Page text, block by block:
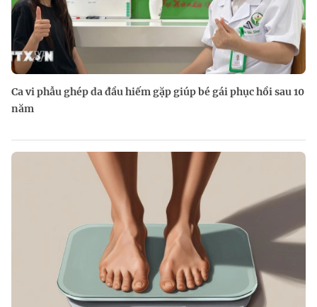
Ca vi phẫu ghép da đầu hiếm gặp giúp bé gái phục hồi sau 10
năm